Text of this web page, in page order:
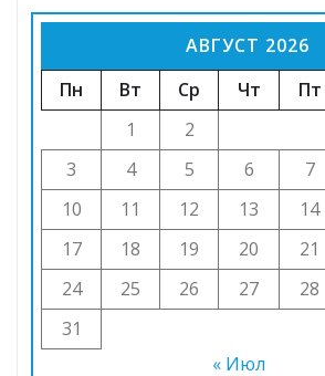
АВГУСТ 2026
Пн
Вт Ср Чт Пт
1
2
3
4 5 6 7
10
11 12 13 14
17
18 19 20 21
24
25 26 27 28
31
« Июл